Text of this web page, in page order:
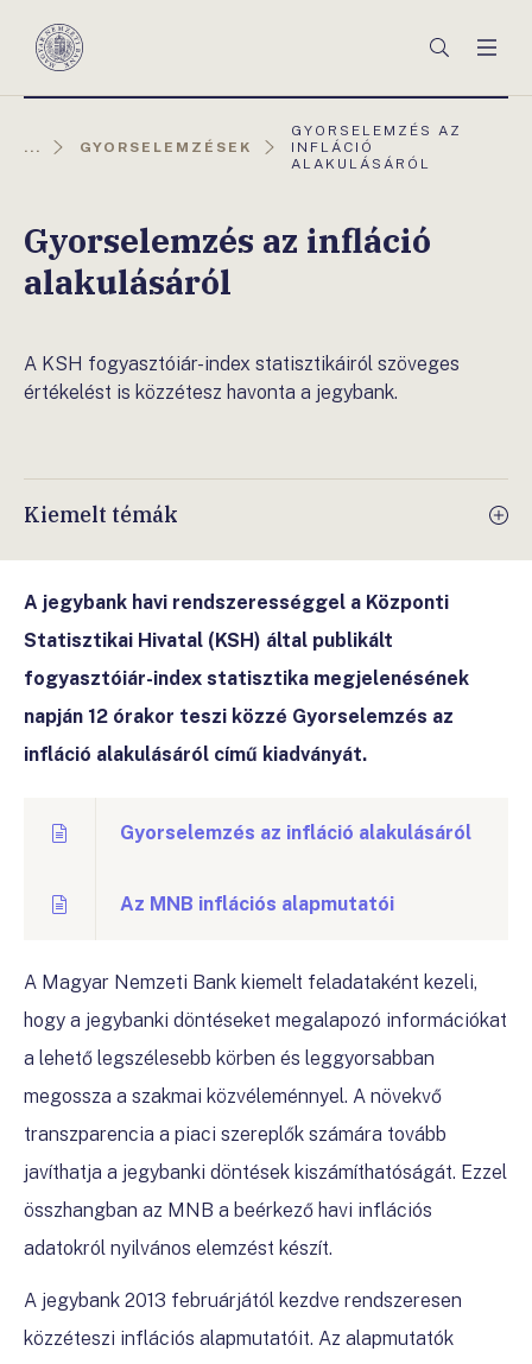
Magyar
Keresés
... GYORSELEMZÉSEK
AKTUÁLIS
OLDAL:
GYORSELEMZÉS AZ
INFLÁCIÓ
ALAKULÁSÁRÓL
Gyorselemzés az infláció
alakulásáról
A KSH fogyasztóiár-index statisztikáiról szöveges
értékelést is közzétesz havonta a jegybank.
Kiemelt témák
A jegybank havi rendszerességgel a Központi
Statisztikai Hivatal (KSH) által publikált
fogyasztóiár-index statisztika megjelenésének
napján 12 órakor teszi közzé Gyorselemzés az
infláció alakulásáról című kiadványát.
Gyorselemzés az infláció alakulásáról
Az MNB inflációs alapmutatói
A Magyar Nemzeti Bank kiemelt feladataként kezeli,
hogy a jegybanki döntéseket megalapozó információkat
a lehető legszélesebb körben és leggyorsabban
megossza a szakmai közvéleménnyel. A növekvő
transzparencia a piaci szereplők számára tovább
javíthatja a jegybanki döntések kiszámíthatóságát. Ezzel
összhangban az MNB a beérkező havi inflációs
adatokról nyilvános elemzést készít.
A jegybank 2013 februárjától kezdve rendszeresen
közzéteszi inflációs alapmutatóit. Az alapmutatók